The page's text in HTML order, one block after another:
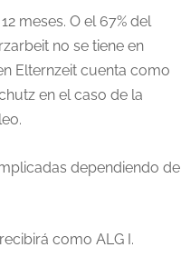
meses. O el 67% del
no se tiene en
Elternzeit cuenta como
en el caso de la
dependiendo de
como ALG I.